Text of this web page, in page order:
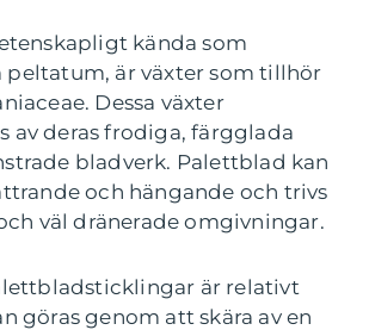
kända som
peltatum, är växter som tillhör
Dessa växter
av deras frodiga, färgglada
bladverk. Palettblad kan
och hängande och trivs
väl dränerade omgivningar.
är relativt
göras genom att skära av en